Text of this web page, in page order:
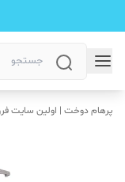
پرهام دوخت | اولین